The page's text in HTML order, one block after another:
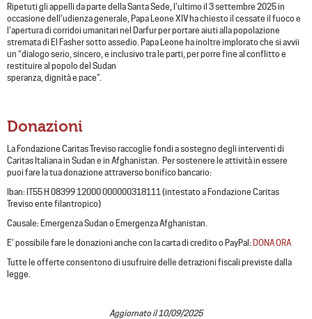
Ripetuti gli appelli da parte della Santa Sede, l’ultimo il 3 settembre 2025 in
occasione dell’udienza generale, Papa Leone XIV ha chiesto il cessate il fuoco e
l’apertura di corridoi umanitari nel Darfur per portare aiuti alla popolazione
stremata di El Fasher sotto assedio. Papa Leone ha inoltre implorato che si avvii
un “dialogo serio, sincero, e inclusivo tra le parti, per porre fine al conflitto e
restituire al popolo del Sudan
speranza, dignità e pace”.
Donazioni
La Fondazione Caritas Treviso raccoglie fondi a sostegno degli interventi di
Caritas Italiana in Sudan e in Afghanistan. Per sostenere le attività in essere
puoi fare la tua donazione attraverso bonifico bancario:
Iban: IT55 H 08399 12000 000000318111 (intestato a Fondazione Caritas
Treviso ente filantropico)
Causale: Emergenza Sudan o Emergenza Afghanistan.
E’ possibile fare le donazioni anche con la carta di credito o PayPal: DONA ORA
Tutte le offerte consentono di usufruire delle detrazioni fiscali previste dalla
legge.
Aggiornato il 10/09/2025